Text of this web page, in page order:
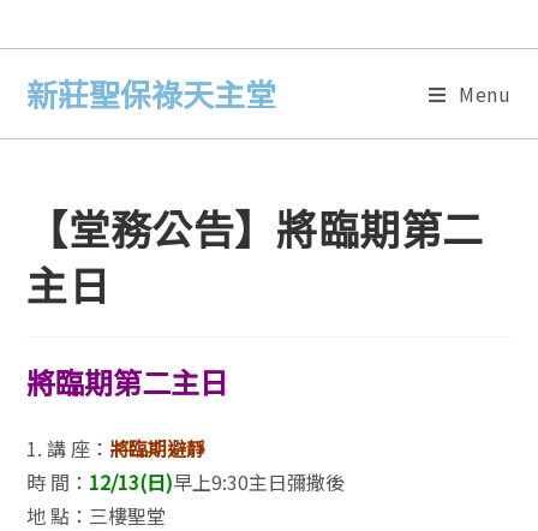
新莊聖保祿天主堂 Menu
【堂務公告】將臨期第二
主日
將臨期第二主日
1. 講 座： 將臨期避靜
時 間： 12/13(日)早上9:30主日彌撒後
地 點：三樓聖堂